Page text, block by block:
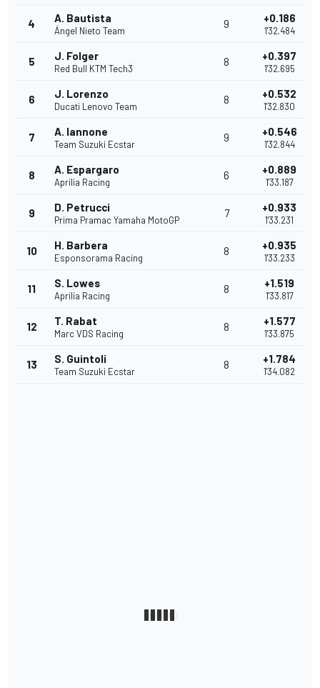
4 A. Bautista
Ángel Nieto Team
9 +0.186
1'32.484
5 J. Folger
Red Bull KTM Tech3
8 +0.397
1'32.695
6 J. Lorenzo
Ducati Lenovo Team
8 +0.532
1'32.830
7 A. Iannone
Team Suzuki Ecstar
9 +0.546
1'32.844
8 A. Espargaro
Aprilia Racing
6 +0.889
1'33.187
9 D. Petrucci
Prima Pramac Yamaha MotoGP
7 +0.933
1'33.231
10 H. Barbera
Esponsorama Racing
8 +0.935
1'33.233
11 S. Lowes
Aprilia Racing
8 +1.519
1'33.817
12 T. Rabat
Marc VDS Racing
8 +1.577
1'33.875
13 S. Guintoli
Team Suzuki Ecstar
8 +1.784
1'34.082